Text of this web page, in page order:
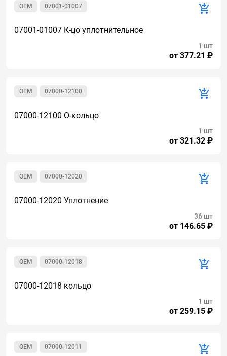
07001-01007
OEM
07001-01007 К-цо уплотнительное
от 377.21 ₽
1 шт
07000-12100
OEM
07000-12100 О-кольцо
от 321.32 ₽
1 шт
07000-12020
OEM
07000-12020 Уплотнение
от 146.65 ₽
36 шт
07000-12018
OEM
07000-12018 кольцо
от 259.15 ₽
1 шт
07000-12011
OEM